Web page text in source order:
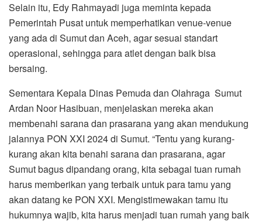
Selain itu, Edy Rahmayadi juga meminta kepada
Pemerintah Pusat untuk memperhatikan venue-venue
yang ada di Sumut dan Aceh, agar sesuai standart
operasional, sehingga para atlet dengan baik bisa
bersaing.
Sementara Kepala Dinas Pemuda dan Olahraga Sumut
Ardan Noor Hasibuan, menjelaskan mereka akan
membenahi sarana dan prasarana yang akan mendukung
jalannya PON XXI 2024 di Sumut. “Tentu yang kurang-
kurang akan kita benahi sarana dan prasarana, agar
Sumut bagus dipandang orang, kita sebagai tuan rumah
harus memberikan yang terbaik untuk para tamu yang
akan datang ke PON XXI. Mengistimewakan tamu itu
hukumnya wajib, kita harus menjadi tuan rumah yang baik